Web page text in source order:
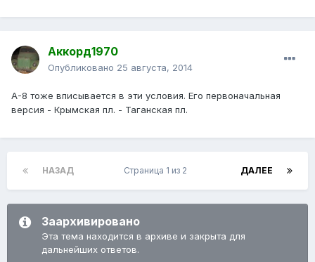
Аккорд1970
Опубликовано 25 августа, 2014
А-8 тоже вписывается в эти условия. Его первоначальная
версия - Крымская пл. - Таганская пл.
НАЗАД ДАЛЕЕ
Страница 1 из 2
Заархивировано
Эта тема находится в архиве и закрыта для
дальнейших ответов.